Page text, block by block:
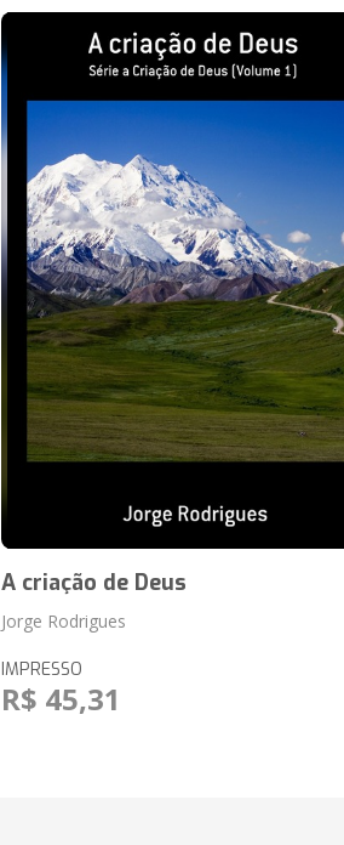
A criação de Deus
Jorge Rodrigues
IMPRESSO
R$ 45,31